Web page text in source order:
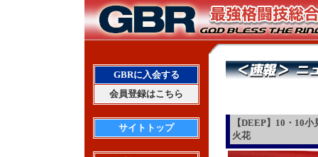
GBRに入会する
会員登録はこちら
サイトトップ
【DEEP】10・10
火花